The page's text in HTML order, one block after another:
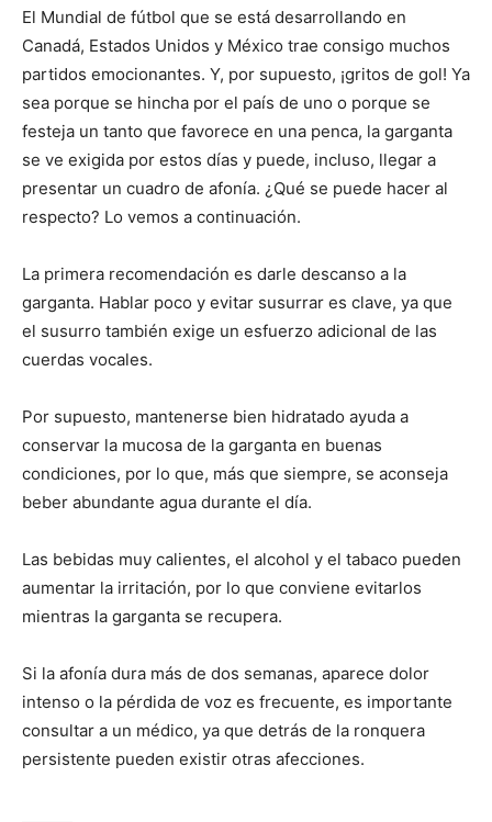
El Mundial de fútbol que se está desarrollando en
Canadá, Estados Unidos y México trae consigo muchos
partidos emocionantes. Y, por supuesto, ¡gritos de gol! Ya
sea porque se hincha por el país de uno o porque se
festeja un tanto que favorece en una penca, la garganta
se ve exigida por estos días y puede, incluso, llegar a
presentar un cuadro de afonía. ¿Qué se puede hacer al
respecto? Lo vemos a continuación.
La primera recomendación es darle descanso a la
garganta. Hablar poco y evitar susurrar es clave, ya que
el susurro también exige un esfuerzo adicional de las
cuerdas vocales.
Por supuesto, mantenerse bien hidratado ayuda a
conservar la mucosa de la garganta en buenas
condiciones, por lo que, más que siempre, se aconseja
beber abundante agua durante el día.
Las bebidas muy calientes, el alcohol y el tabaco pueden
aumentar la irritación, por lo que conviene evitarlos
mientras la garganta se recupera.
Si la afonía dura más de dos semanas, aparece dolor
intenso o la pérdida de voz es frecuente, es importante
consultar a un médico, ya que detrás de la ronquera
persistente pueden existir otras afecciones.